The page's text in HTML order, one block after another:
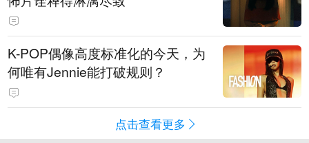
K-POP偶像高度标准化的今天，为
何唯有Jennie能打破规则？
点击查看更多